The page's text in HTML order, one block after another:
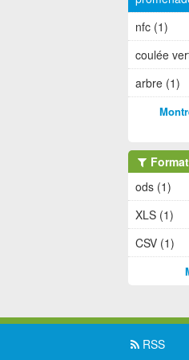
nfc (1)
coulée
arbre (1)
ods (1)
XLS (1)
CSV (1)
RSS